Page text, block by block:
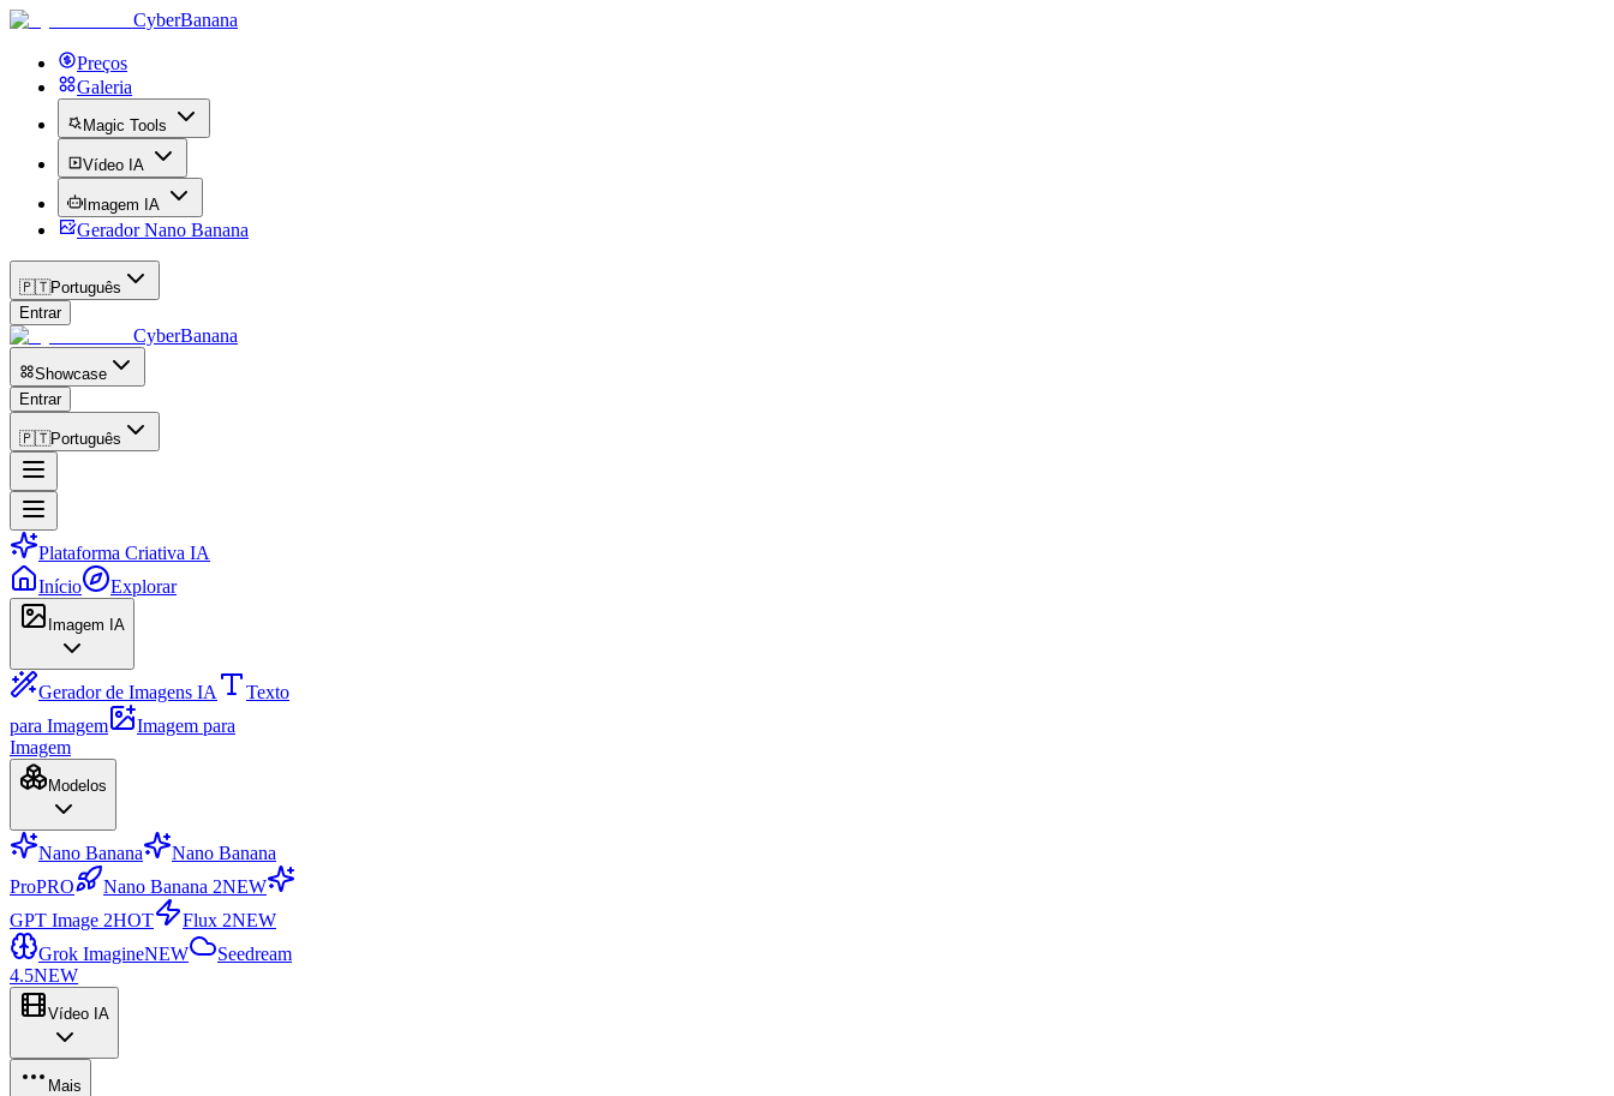
CyberBanana
Preços
Galeria
Magic Tools
Vídeo IA
Imagem IA
Gerador Nano Banana
🇵🇹Português
Entrar
CyberBanana
Showcase
Entrar
🇵🇹Português
Plataforma Criativa IA
Início
Explorar
Imagem IA
Gerador de Imagens IA
Texto
para Imagem
Imagem para
Imagem
Modelos
Nano Banana
Nano Banana
ProPRO Nano Banana 2NEW
GPT Image 2HOT Flux 2NEW
Grok ImagineNEW
Seedream
4.5NEW
Vídeo IA
Mais